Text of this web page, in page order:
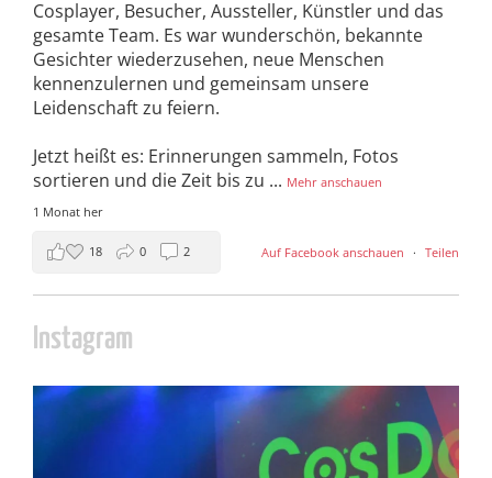
Cosplayer, Besucher, Aussteller, Künstler und das
gesamte Team. Es war wunderschön, bekannte
Gesichter wiederzusehen, neue Menschen
kennenzulernen und gemeinsam unsere
Leidenschaft zu feiern.
Jetzt heißt es: Erinnerungen sammeln, Fotos
sortieren und die Zeit bis zu ... Mehr anschauen
1 Monat her
Auf Facebook anschauen · Teilen
18 0 2
Instagram
cosday
Juli 5
133 25